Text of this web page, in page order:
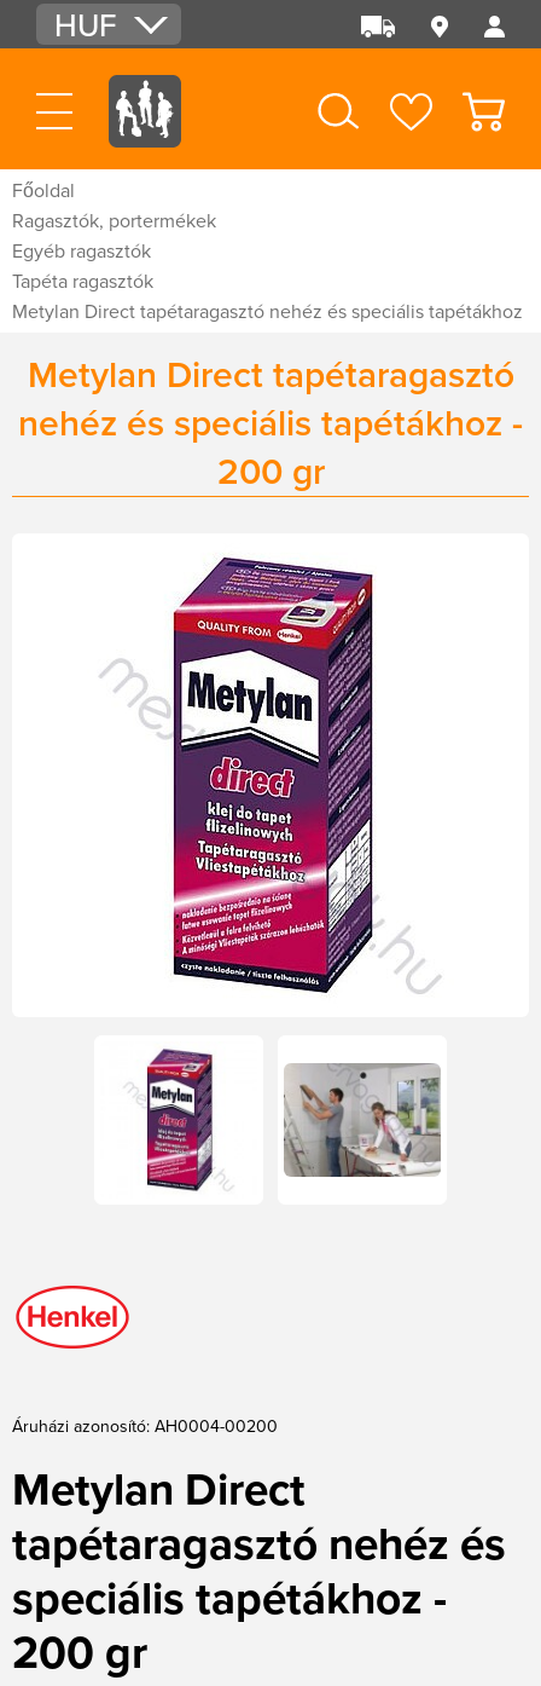
HUF
EUR
USD
Főoldal
Ragasztók, portermékek
Egyéb ragasztók
Tapéta ragasztók
Metylan Direct tapétaragasztó nehéz és speciális tapétákhoz
Metylan Direct tapétaragasztó
nehéz és speciális tapétákhoz -
200 gr
Áruházi azonosító: AH0004-00200
Metylan Direct
tapétaragasztó nehéz és
speciális tapétákhoz -
200 gr